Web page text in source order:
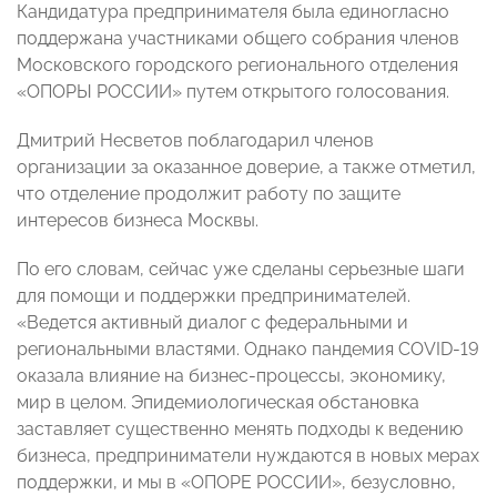
Кандидатура предпринимателя была единогласно
поддержана участниками общего собрания членов
Московского городского регионального отделения
«ОПОРЫ РОССИИ» путем открытого голосования.
Дмитрий Несветов поблагодарил членов
организации за оказанное доверие, а также отметил,
что отделение продолжит работу по защите
интересов бизнеса Москвы.
По его словам, сейчас уже сделаны серьезные шаги
для помощи и поддержки предпринимателей.
«Ведется активный диалог с федеральными и
региональными властями. Однако пандемия COVID-19
оказала влияние на бизнес-процессы, экономику,
мир в целом. Эпидемиологическая обстановка
заставляет существенно менять подходы к ведению
бизнеса, предприниматели нуждаются в новых мерах
поддержки, и мы в «ОПОРЕ РОССИИ», безусловно,